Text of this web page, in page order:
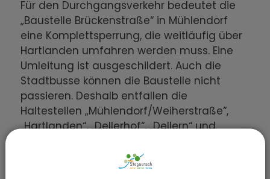
Für den Durchgangsverkehr bedeutet die
„Baustelle Brückenstraße“ in Mühlendorf
eine Komplettsperrung, die weitläufig über
Hartlanden umfahren werden muss. Eine
Umleitung ist ausgeschildert. Auch die
Stadtbusse können die Baustelle nicht
passieren. Deshalb entfallen die
Haltestellen „Mühlendorf/Weiherstraße“,
„Hartlanden“, „Dellerhof“, „Dellern“ und
Stegaurach hat einen Busshuttle-Service
zwischen den Haltestellen „Hartlanden“ und